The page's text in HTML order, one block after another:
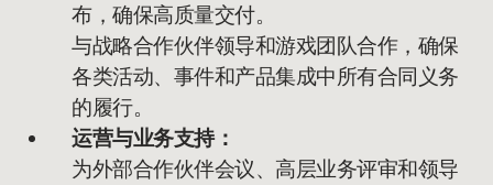
布，确保高质量交付。
与战略合作伙伴领导和游戏团队合作，确保
各类活动、事件和产品集成中所有合同义务
的履行。
运营与业务支持：
为外部合作伙伴会议、高层业务评审和领导